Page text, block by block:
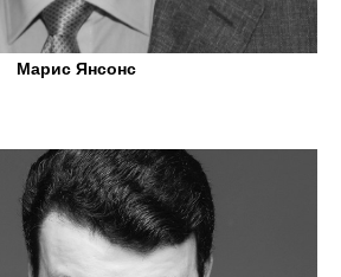
Марис Янсонс